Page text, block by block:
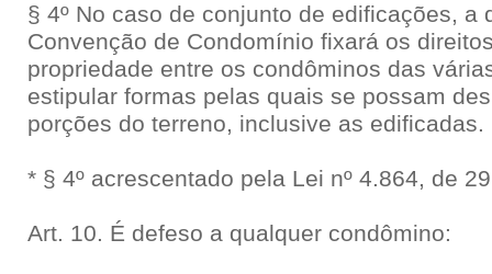
§ 4º No caso de conjunto de edificações, a
Convenção de Condomínio fixará os
propriedade entre os condôminos das
estipular formas pelas quais se possam
porções do terreno, inclusive as edificadas.
* § 4º acrescentado pela Lei nº 4.864, de
Art. 10. É defeso a qualquer condômino: